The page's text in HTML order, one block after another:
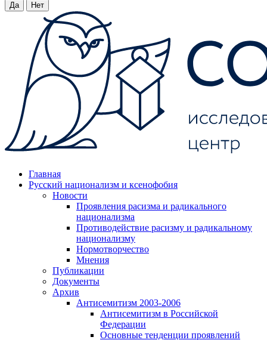
Да Нет
Главная
Русский национализм и ксенофобия
Новости
Проявления расизма и радикального
национализма
Противодействие расизму и радикальному
национализму
Нормотворчество
Мнения
Публикации
Документы
Архив
Антисемитизм 2003-2006
Антисемитизм в Российской
Федерации
Основные тенденции проявлений